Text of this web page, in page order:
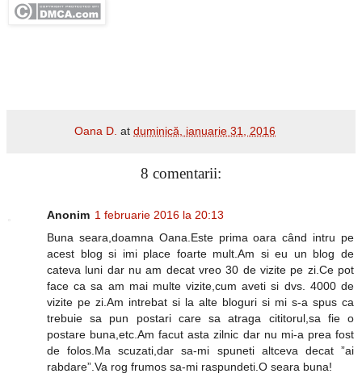
Oana D. atduminică, ianuarie 31, 2016
8 comentarii:
Anonim 1 februarie 2016 la 20:13
Buna seara,doamna Oana.Este prima oara când intru pe
acest blog si imi place foarte mult.Am si eu un blog de
cateva luni dar nu am decat vreo 30 de vizite pe zi.Ce pot
face ca sa am mai multe vizite,cum aveti si dvs. 4000 de
vizite pe zi.Am intrebat si la alte bloguri si mi s-a spus ca
trebuie sa pun postari care sa atraga cititorul,sa fie o
postare buna,etc.Am facut asta zilnic dar nu mi-a prea fost
de folos.Ma scuzati,dar sa-mi spuneti altceva decat ”ai
rabdare”.Va rog frumos sa-mi raspundeti.O seara buna!